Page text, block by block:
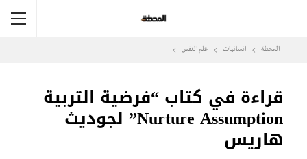
المحطة انسانيات علم النفس
قراءة في كتاب “فرضية التربية
Nurture Assumption” لجوديث
هاريس